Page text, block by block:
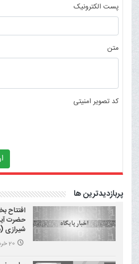
پست الکترونیک
متن
کد تصویر امنیتی
پربازدیدترین ها
افتتاح
حضرت
شیرازی
20 خرداد 1392